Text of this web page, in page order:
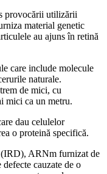
provocării utilizării
material genetic
au ajuns în retină
care include molecule
naturale.
de mici, cu
mici ca un metru.
dau celulelor
o proteină specifică.
(IRD), ARNm furnizat de
cauzate de o